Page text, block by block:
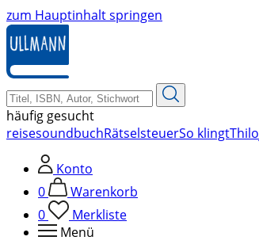
zum Hauptinhalt springen
häufig gesucht
reisesoundbuchRätselsteuerSo klingtThilo
Konto
0
Warenkorb
0
Merkliste
Menü